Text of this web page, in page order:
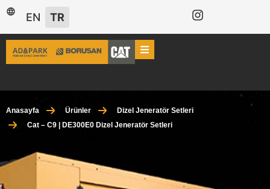
EN TR
Anasayfa Ürünler
Dizel Jeneratör Setleri
Cat – C9 | DE300E0 Dizel Jeneratör Setleri